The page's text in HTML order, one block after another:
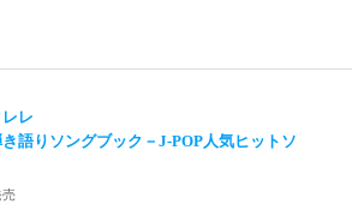
レ
語りソングブック－J-POP人気ヒットソ
売